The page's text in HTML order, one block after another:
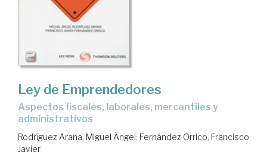
Ley de Emprendedores
aspectos fiscales, laborales, mercantiles y
administrativos
Rodríguez Arana, Miguel Ángel; Fernández Orrico, Francisco
Javier